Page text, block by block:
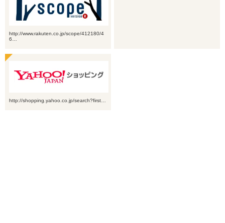
http://www.rakuten.co.jp/scope/412180/4
6…
http://shopping.yahoo.co.jp/search?first…